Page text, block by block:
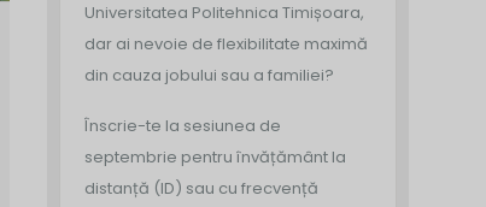
Universitatea Politehnica Timișoara,
dar ai nevoie de flexibilitate maximă
din cauza jobului sau a familiei?
Înscrie-te la sesiunea de
septembrie pentru învățământ la
distanță (ID) sau cu frecvență